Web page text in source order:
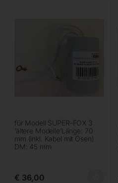
für Modell SUPER-FOX 3
‘ältere Modelle’Länge: 70
mm (inkl. Kabel mit Ösen)
DM: 45 mm
€ 36,00